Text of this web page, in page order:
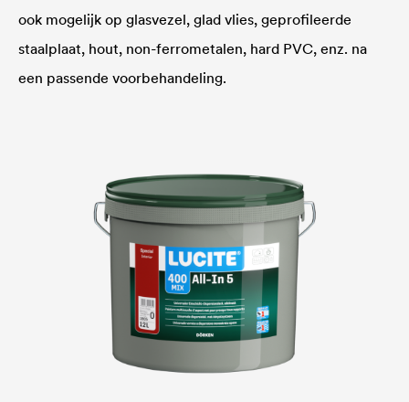
ook mogelijk op glasvezel, glad vlies, geprofileerde
staalplaat, hout, non-ferrometalen, hard PVC, enz. na
een passende voorbehandeling.